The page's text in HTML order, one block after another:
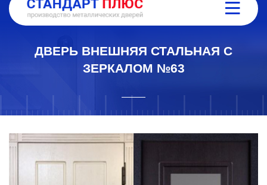
ДВЕРЬ ВНЕШНЯЯ СТАЛЬНАЯ С
ЗЕРКАЛОМ №63